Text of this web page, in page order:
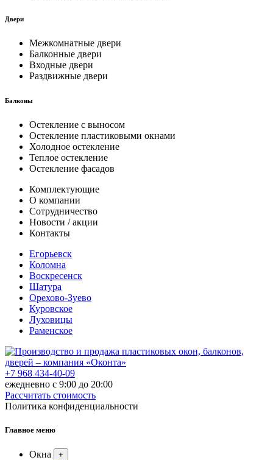
Двери
Межкомнатные двери
Балконные двери
Входные двери
Раздвижные двери
Балконы
Остекление с выносом
Остекление пластиковыми окнами
Холодное остекление
Теплое остекление
Остекление фасадов
Комплектующие
О компании
Сотрудничество
Новости / акции
Контакты
Егорьевск
Коломна
Воскресенск
Шатура
Орехово-Зуево
Куровское
Луховицы
Раменское
+7 968 434-40-09
ежедневно с 9:00 до 20:00
Рассчитать стоимость
Политика конфиденциальности
Главное меню
Окна +